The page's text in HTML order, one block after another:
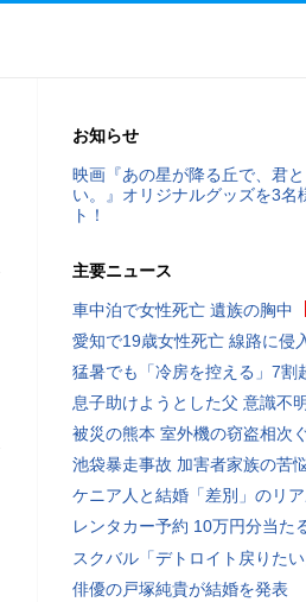
お知らせ
映画『あの星が降る丘で、君
い。』オリジナルグッズを3名
ト！
主要ニュース
車中泊で女性死亡 遺族の胸中
愛知で19歳女性死亡 線路に侵
猛暑でも「冷房を控える」7割
息子助けようとした父 意識不明
被災の熊本 室外機の窃盗相次
池袋暴走事故 加害者家族の苦
ケニア人と結婚「差別」のリ
レンタカー予約 10万円分当た
スクバル「デトロイト戻りたい
俳優の戸塚純貴が結婚を発表